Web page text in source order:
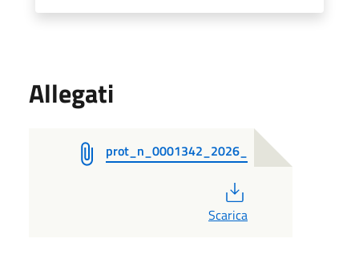
Allegati
prot_n_0001342_2026_
Scarica